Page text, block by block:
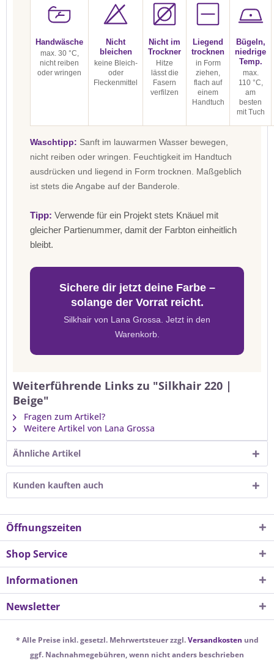
Handwäsche
max. 30 °C,
nicht reiben
oder wringen
Nicht
bleichen
keine Bleich-
oder
Fleckenmittel
Nicht im
Trockner
Hitze
lässt die
Fasern
verfilzen
Liegend
trocknen
in Form
ziehen,
flach auf
einem
Handtuch
Bügeln,
niedrige
Temp.
max.
110 °C,
am
besten
mit Tuch
Waschtipp: Sanft im lauwarmen Wasser bewegen,
nicht reiben oder wringen. Feuchtigkeit im Handtuch
ausdrücken und liegend in Form trocknen. Maßgeblich
ist stets die Angabe auf der Banderole.
Tipp: Verwende für ein Projekt stets Knäuel mit
gleicher Partienummer, damit der Farbton einheitlich
bleibt.
Sichere dir jetzt deine Farbe –
solange der Vorrat reicht.
Silkhair von Lana Grossa. Jetzt in den
Warenkorb.
Weiterführende Links zu "Silkhair 220 |
Beige"
Fragen zum Artikel?
Weitere Artikel von Lana Grossa
Ähnliche Artikel
Kunden kauften auch
Öffnungszeiten
Shop Service
Informationen
Newsletter
* Alle Preise inkl. gesetzl. Mehrwertsteuer zzgl.Versandkosten und
ggf. Nachnahmegebühren, wenn nicht anders beschrieben